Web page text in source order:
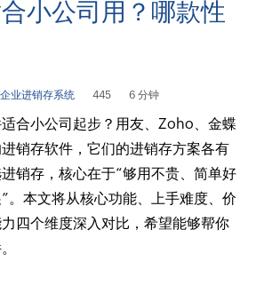
小公司用？哪款性
业进销存系统 445 6 分钟
合小公司起步？用友、Zoho、金蝶
销存软件，它们的进销存方案各有
销存，核心在于“够用不贵、简单好
。本文将从核心功能、上手难度、价
四个维度深入对比，希望能够帮你